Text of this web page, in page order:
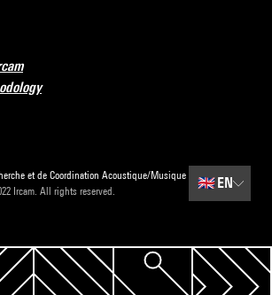
et de Coordination Acoustique/Musique
Ircam. All rights reserved.
🇬🇧 EN